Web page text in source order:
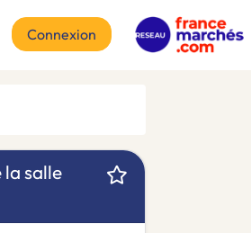
Connexion
salle